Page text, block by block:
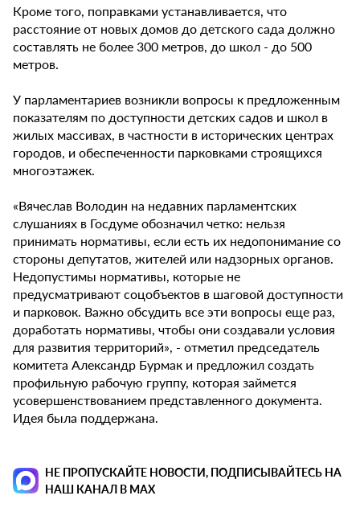
Кроме того, поправками устанавливается, что
расстояние от новых домов до детского сада должно
составлять не более 300 метров, до школ - до 500
метров.
У парламентариев возникли вопросы к предложенным
показателям по доступности детских садов и школ в
жилых массивах, в частности в исторических центрах
городов, и обеспеченности парковками строящихся
многоэтажек.
«Вячеслав Володин на недавних парламентских
слушаниях в Госдуме обозначил четко: нельзя
принимать нормативы, если есть их недопонимание со
стороны депутатов, жителей или надзорных органов.
Недопустимы нормативы, которые не
предусматривают соцобъектов в шаговой доступности
и парковок. Важно обсудить все эти вопросы еще раз,
доработать нормативы, чтобы они создавали условия
для развития территорий», - отметил председатель
комитета Александр Бурмак и предложил создать
профильную рабочую группу, которая займется
усовершенствованием представленного документа.
Идея была поддержана.
НЕ ПРОПУСКАЙТЕ НОВОСТИ, ПОДПИСЫВАЙТЕСЬ НА
НАШ КАНАЛ В MAX